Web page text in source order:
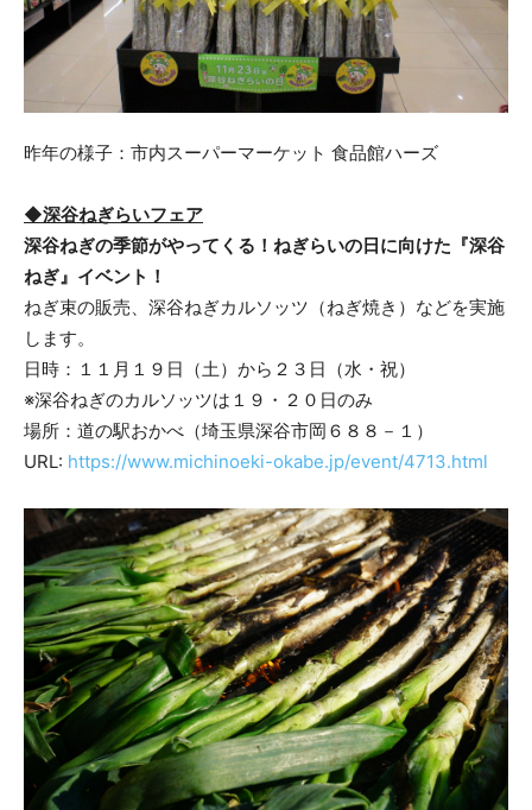
昨年の様子：市内スーパーマーケット 食品館ハーズ
◆深谷ねぎらいフェア
深谷ねぎの季節がやってくる！ねぎらいの日に向けた『深谷
ねぎ』イベント！
ねぎ束の販売、深谷ねぎカルソッツ（ねぎ焼き）などを実施
します。
日時：１１月１９日（土）から２３日（水・祝）
※深谷ねぎのカルソッツは１９・２０日のみ
場所：道の駅おかべ（埼玉県深谷市岡６８８－１）
URL: https://www.michinoeki-okabe.jp/event/4713.html